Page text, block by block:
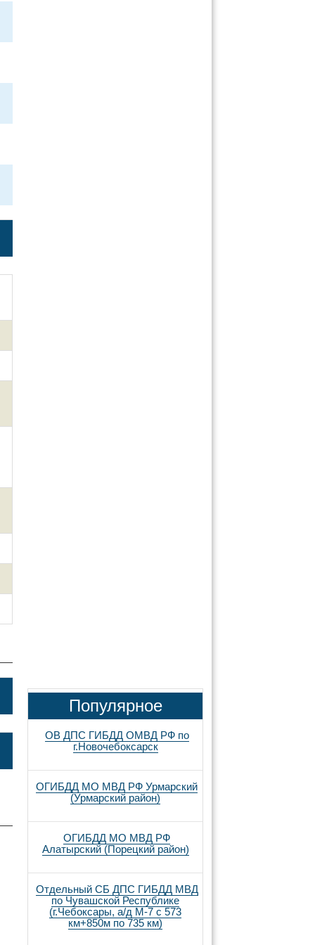
Популярное
ОВ ДПС ГИБДД ОМВД РФ по
г.Новочебоксарск
ОГИБДД МО МВД РФ Урмарский
(Урмарский район)
ОГИБДД МО МВД РФ
Алатырский (Порецкий район)
Отдельный СБ ДПС ГИБДД МВД
по Чувашской Республике
(г.Чебоксары, а/д М-7 с 573
км+850м по 735 км)